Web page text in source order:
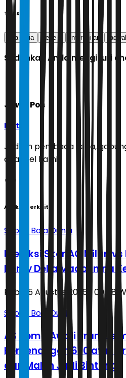
Tags
liga italia serie a inter milan jadwal
Sudahkah Anda mengikuti
Jawa Pos
Ikuti
Jadilah pembaca setia,
channel kami!
Artikel Terkait
Sepak Bola Dunia
Prediksi Skor AC Milan
Derby Della Madonnina
Rabu, 5 Agustus 2026 | 00.48
Sepak Bola Dunia
AS Roma Awali
Kemenangan 6-0 atas
dan Malen Jadi Bintang